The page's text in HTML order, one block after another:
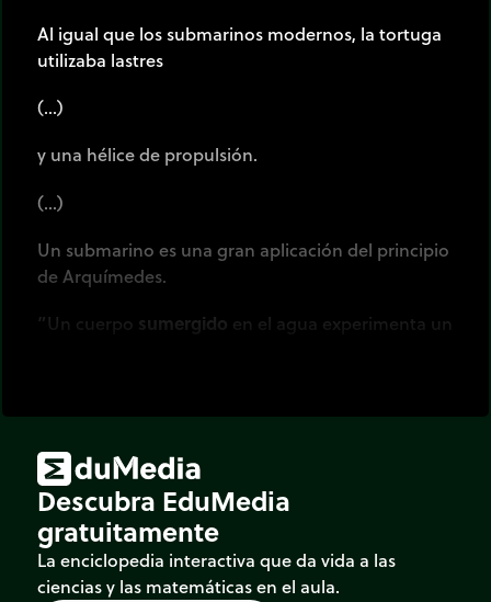
Al igual que los submarinos modernos, la tortuga
utilizaba lastres
(…)
y una hélice de propulsión.
(…)
Un submarino es una gran aplicación del principio
de Arquímedes.
”Un cuerpo sumergido en el agua experimenta un
A esta nueva fuerza se le llama el empuje de
Arquímedes. Ésta depende del volumen
sumergido.
(…)
Existe otra fuerza que conocemos todos: el peso.
Descubra EduMedia
gratuitamente
La enciclopedia interactiva que da vida a las
ciencias y las matemáticas en el aula.